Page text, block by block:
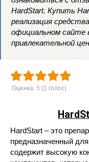
HardStart. Купить
реализация
официальном сайте
привлекательной
Оценка: 5 (1 голос)
HardStart – это
предназначенный
содержит высокую